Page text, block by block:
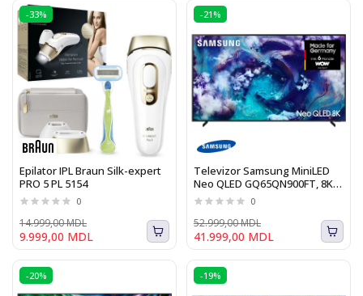
-33%
Epilator IPL Braun Silk-expert
PRO 5 PL 5154
0
9.999,00 MDL
14.999,00 MDL
-21%
Televizor Samsung MiniLED
Neo QLED GQ65QN900FT, 8K,
HDR, 163cm 0
41.999,00 MDL
52.999,00 MDL
-20% -19%